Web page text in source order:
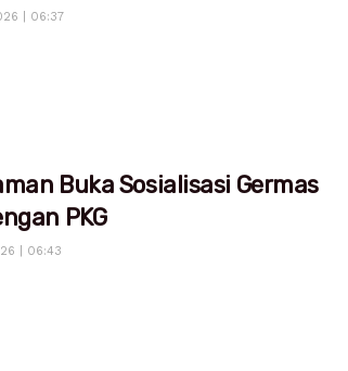
| 06:37
Buka Sosialisasi Germas
PKG
| 06:43